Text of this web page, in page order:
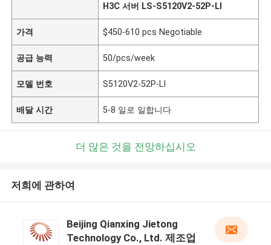
H3C 서버 LS-S5120V2-52P-LI
가격 $450-610 pcs Negotiable
공급 능력 50/pcs/week
모델 번호 S5120V2-52P-LI
배달 시간 5-8 일로 일합니다
더 많은 것을 전망하십시오
저희에 관하여
Beijing Qianxing Jietong
Technology Co., Ltd. 제조업